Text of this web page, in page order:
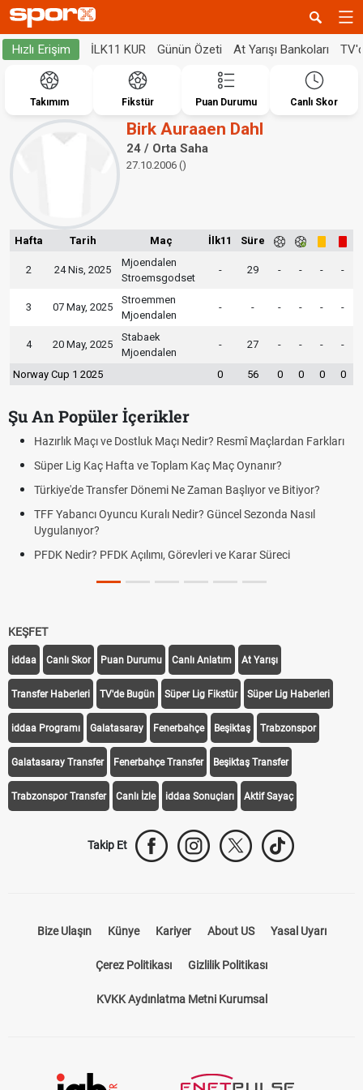
Hızlı Erişim İLK11 KUR Günün Özeti At Yarışı Bankoları
Takımım Fikstür Puan Durumu Canlı Skor
Birk Auraaen Dahl
24 / Orta Saha
27.10.2006 ()
Hafta Tarih Maç İlk11 Süre
2 24 Nis, 2025
Mjoendalen
Stroemsgodset
- 29 - - - -
3 07 May, 2025
Stroemmen
Mjoendalen
- - - - - -
4 20 May, 2025
Stabaek
Mjoendalen
- 27 - - - -
Norway Cup 1 2025 0 56 0 0 0 0
Şu An Popüler İçerikler
Hazırlık Maçı ve Dostluk Maçı Nedir? Resmî Maçlardan Farkları
Süper Lig Kaç Hafta ve Toplam Kaç Maç Oynanır?
Türkiye'de Transfer Dönemi Ne Zaman Başlıyor ve Bitiyor?
TFF Yabancı Oyuncu Kuralı Nedir? Güncel Sezonda Nasıl
Uygulanıyor?
PFDK Nedir? PFDK Açılımı, Görevleri ve Karar Süreci
KEŞFET
iddaa Canlı Skor Puan Durumu Canlı Anlatım At Yarışı
Transfer Haberleri TV'de Bugün Süper Lig Fikstür Süper Lig Haberleri
iddaa Programı Galatasaray Fenerbahçe Beşiktaş Trabzonspor
Galatasaray Transfer Fenerbahçe Transfer Beşiktaş Transfer
Trabzonspor Transfer Canlı İzle iddaa Sonuçları Aktif Sayaç
Takip Et
Bize Ulaşın Künye Kariyer About US Yasal Uyarı
Çerez Politikası Gizlilik Politikası
KVKK Aydınlatma Metni Kurumsal